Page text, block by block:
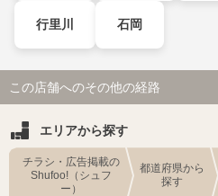
行里川 石岡
この店舗へのその他の経路
エリアから探す
チラシ・広告掲載の
Shufoo!（シュフ
ー）
都道府県から
探す